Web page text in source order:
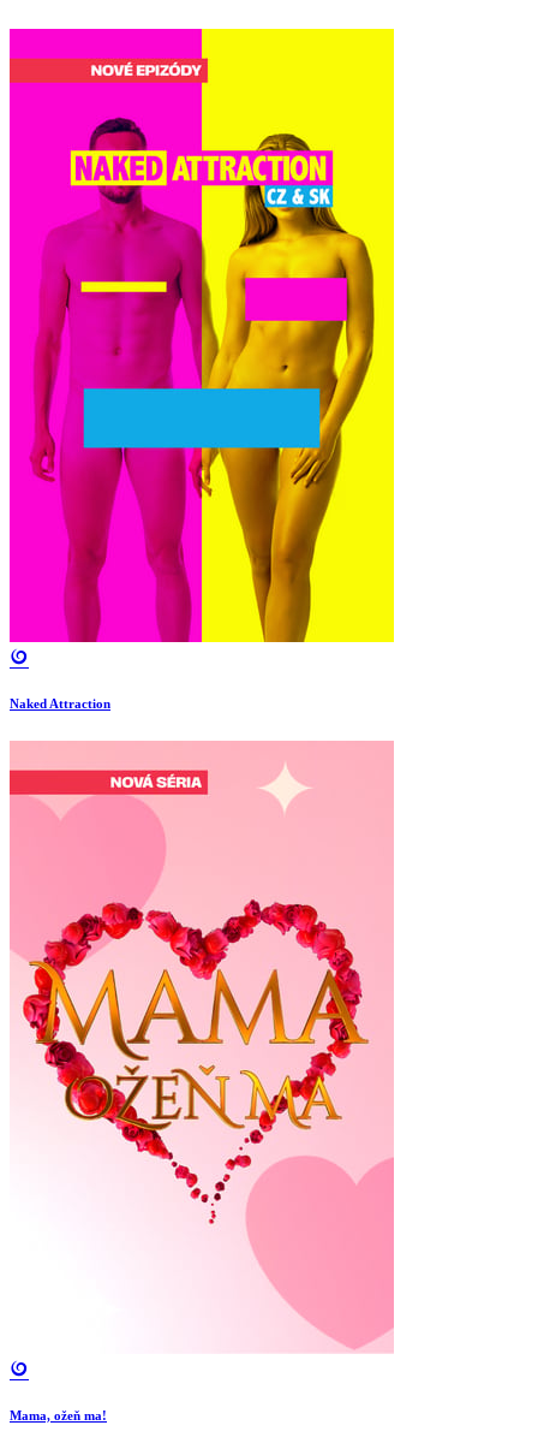
Naked Attraction
Mama, ožeň ma!